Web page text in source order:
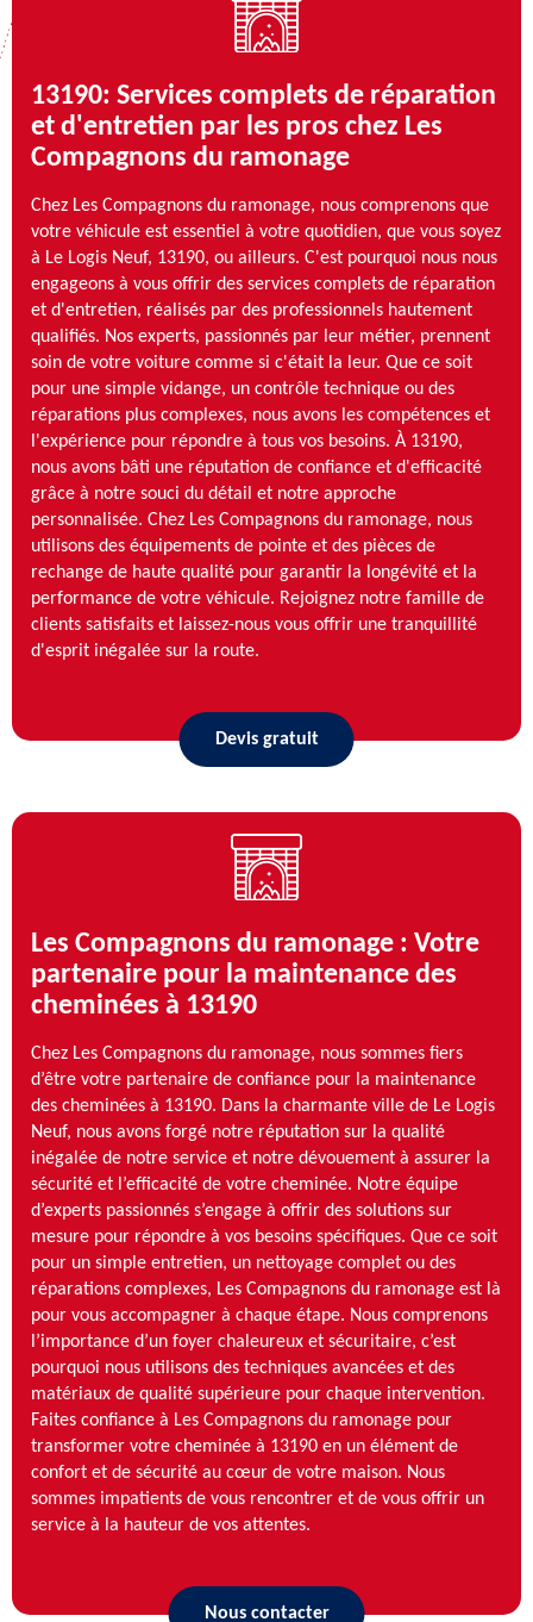
13190: Services complets de réparation
et d'entretien par les pros chez Les
Compagnons du ramonage
Chez Les Compagnons du ramonage, nous comprenons que
votre véhicule est essentiel à votre quotidien, que vous soyez
à Le Logis Neuf, 13190, ou ailleurs. C'est pourquoi nous nous
engageons à vous offrir des services complets de réparation
et d'entretien, réalisés par des professionnels hautement
qualifiés. Nos experts, passionnés par leur métier, prennent
soin de votre voiture comme si c'était la leur. Que ce soit
pour une simple vidange, un contrôle technique ou des
réparations plus complexes, nous avons les compétences et
l'expérience pour répondre à tous vos besoins. À 13190,
nous avons bâti une réputation de confiance et d'efficacité
grâce à notre souci du détail et notre approche
personnalisée. Chez Les Compagnons du ramonage, nous
utilisons des équipements de pointe et des pièces de
rechange de haute qualité pour garantir la longévité et la
performance de votre véhicule. Rejoignez notre famille de
clients satisfaits et laissez-nous vous offrir une tranquillité
d'esprit inégalée sur la route.
Devis gratuit
Les Compagnons du ramonage : Votre
partenaire pour la maintenance des
cheminées à 13190
Chez Les Compagnons du ramonage, nous sommes fiers
d’être votre partenaire de confiance pour la maintenance
des cheminées à 13190. Dans la charmante ville de Le Logis
Neuf, nous avons forgé notre réputation sur la qualité
inégalée de notre service et notre dévouement à assurer la
sécurité et l’efficacité de votre cheminée. Notre équipe
d’experts passionnés s’engage à offrir des solutions sur
mesure pour répondre à vos besoins spécifiques. Que ce soit
pour un simple entretien, un nettoyage complet ou des
réparations complexes, Les Compagnons du ramonage est là
pour vous accompagner à chaque étape. Nous comprenons
l’importance d’un foyer chaleureux et sécuritaire, c’est
pourquoi nous utilisons des techniques avancées et des
matériaux de qualité supérieure pour chaque intervention.
Faites confiance à Les Compagnons du ramonage pour
transformer votre cheminée à 13190 en un élément de
confort et de sécurité au cœur de votre maison. Nous
sommes impatients de vous rencontrer et de vous offrir un
service à la hauteur de vos attentes.
Nous contacter